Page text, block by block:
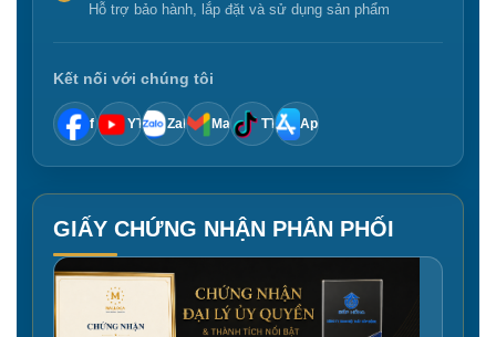
Hỗ trợ bảo hành, lắp đặt và sử dụng sản phẩm
Kết nối với chúng tôi
f YT Zalo Mail TT App
GIẤY CHỨNG NHẬN PHÂN PHỐI